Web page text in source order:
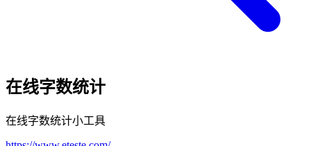
在线字数统计
在线字数统计小工具